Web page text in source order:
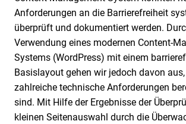
Anforderungen an die Barrierefreiheit
überprüft und dokumentiert werden.
Verwendung eines modernen Content-
Systems (WordPress) mit einem
Basislayout gehen wir jedoch davon
zahlreiche technische Anforderungen
sind. Mit Hilfe der Ergebnisse der
kleinen Seitenauswahl durch die